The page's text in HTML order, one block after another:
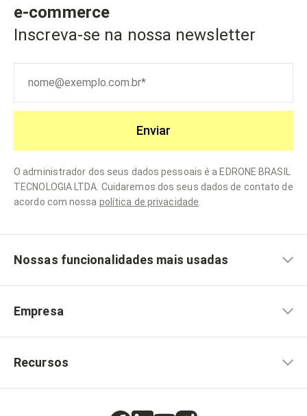
e-commerce
Inscreva-se na nossa newsletter
Enviar
O administrador dos seus dados pessoais é a EDRONE BRASIL
TECNOLOGIA LTDA. Cuidaremos dos seus dados de contato de
acordo com nossa política de privacidade
Nossas funcionalidades mais usadas
Empresa
Recursos